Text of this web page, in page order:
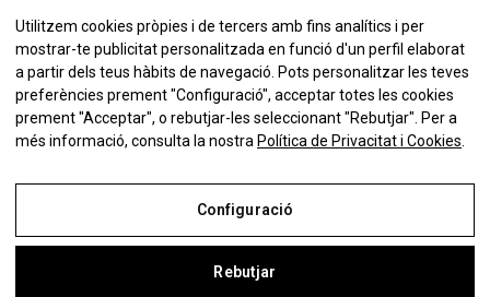
No et perdis la nostra
Utilitzem cookies pròpies i de tercers amb fins analítics i per
mostrar-te publicitat personalitzada en funció d'un perfil elaborat
a partir dels teus hàbits de navegació. Pots personalitzar les teves
preferències prement "Configuració", acceptar totes les cookies
prement "Acceptar", o rebutjar-les seleccionant "Rebutjar". Per a
més informació, consulta la nostra Política de Privacitat i Cookies
Configuració
Rebutjar
Avís Legal